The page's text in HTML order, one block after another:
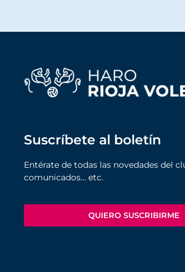
Suscríbete al boletín
Entérate de todas las novedades del
comunicados… etc.
QUIERO SUSCRIBIRME